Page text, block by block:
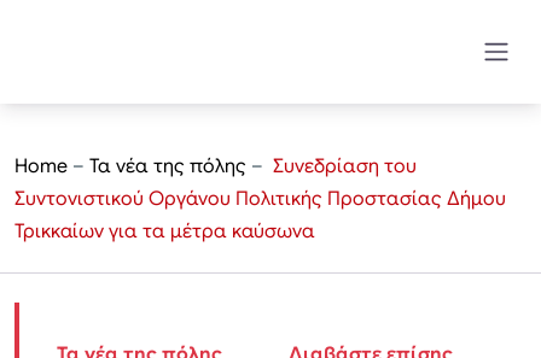
Home – Τα νέα της πόλης – Συνεδρίαση του
Συντονιστικού Οργάνου Πολιτικής Προστασίας Δήμου
Τρικκαίων για τα μέτρα καύσωνα